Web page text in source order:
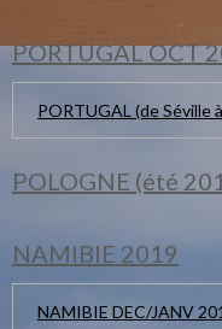
PORTUGAL OCT
PORTUGAL (de Séville
POLOGNE (été
NAMIBIE 2019
NAMIBIE DEC/JANV